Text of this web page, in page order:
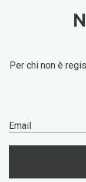
Per chi non è